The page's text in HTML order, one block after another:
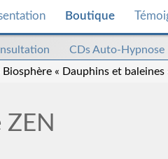
Boutique
CDs Auto-Hypnose
Biosphère « Dauphins et baleines